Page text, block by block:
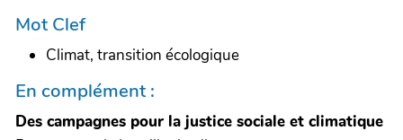
Mot Clef
Climat, transition écologique
En complément :
Des campagnes pour la justice sociale et climatique